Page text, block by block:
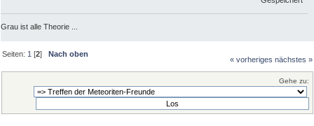
Grau ist alle Theorie ...
Seiten: 1 [2]Nach oben
« vorheriges nächstes »
Gehe zu: